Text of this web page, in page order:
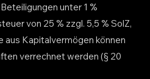
unter 1 %
von 25 % zzgl. 5,5 % SolZ,
aus Kapitalvermögen können
verrechnet werden (§ 20